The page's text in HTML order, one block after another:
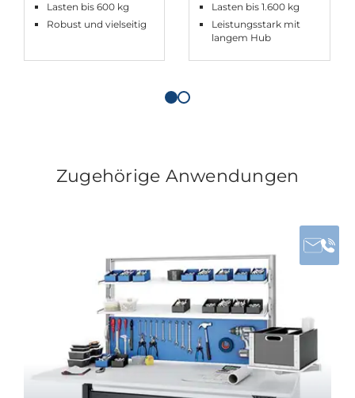
Lasten bis 600 kg
Robust und vielseitig
Lasten bis 1.600 kg
Leistungsstark mit
langem Hub
Zugehörige Anwendungen